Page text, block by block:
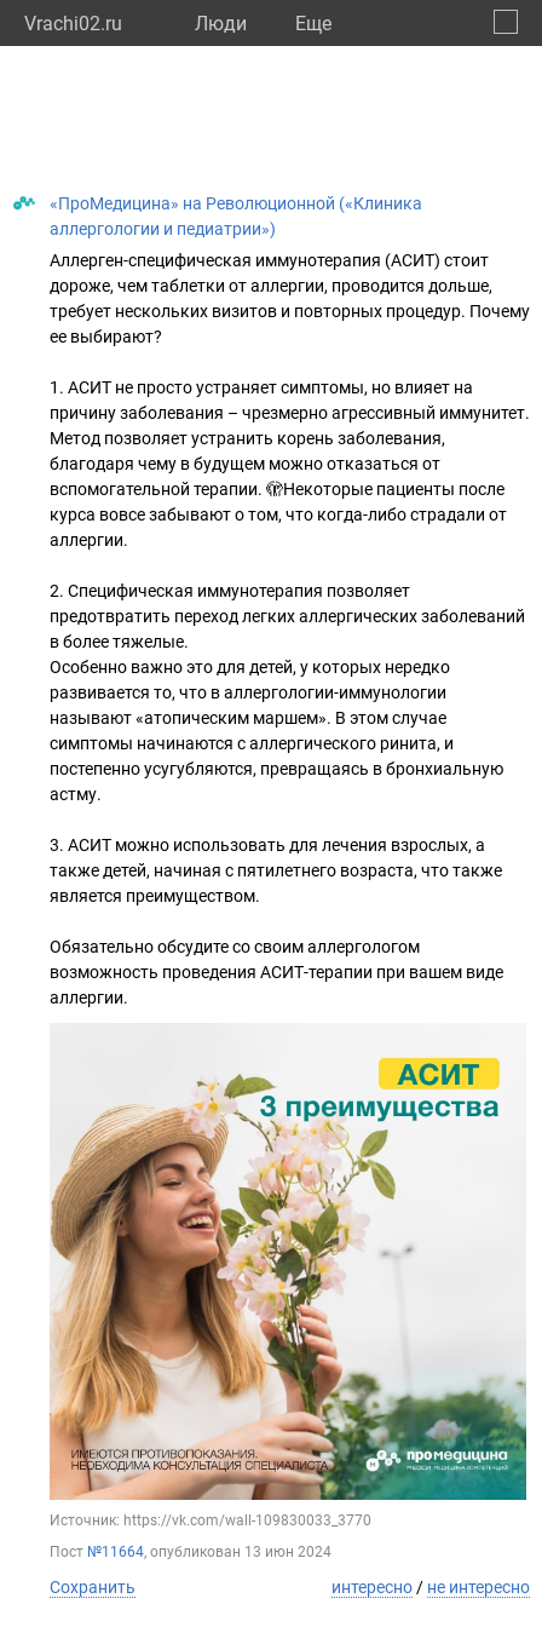
Vrachi02.ru Люди Eще
«ПроМедицина» на Революционной («Клиника
аллергологии и педиатрии»)
Аллерген-специфическая иммунотерапия (АСИТ) стоит
дороже, чем таблетки от аллергии, проводится дольше,
требует нескольких визитов и повторных процедур. Почему
ее выбирают?
1. АСИТ не просто устраняет симптомы, но влияет на
причину заболевания – чрезмерно агрессивный иммунитет.
Метод позволяет устранить корень заболевания,
благодаря чему в будущем можно отказаться от
вспомогательной терапии. 🫣Некоторые пациенты после
курса вовсе забывают о том, что когда-либо страдали от
аллергии.
2. Специфическая иммунотерапия позволяет
предотвратить переход легких аллергических заболеваний
в более тяжелые.
Особенно важно это для детей, у которых нередко
развивается то, что в аллергологии-иммунологии
называют «атопическим маршем». В этом случае
симптомы начинаются с аллергического ринита, и
постепенно усугубляются, превращаясь в бронхиальную
астму.
3. АСИТ можно использовать для лечения взрослых, а
также детей, начиная с пятилетнего возраста, что также
является преимуществом.
Обязательно обсудите со своим аллергологом
возможность проведения АСИТ-терапии при вашем виде
аллергии.
Источник: https://vk.com/wall-109830033_3770
Пост №11664, опубликован 13 июн 2024
Сохранить интересно / не интересно